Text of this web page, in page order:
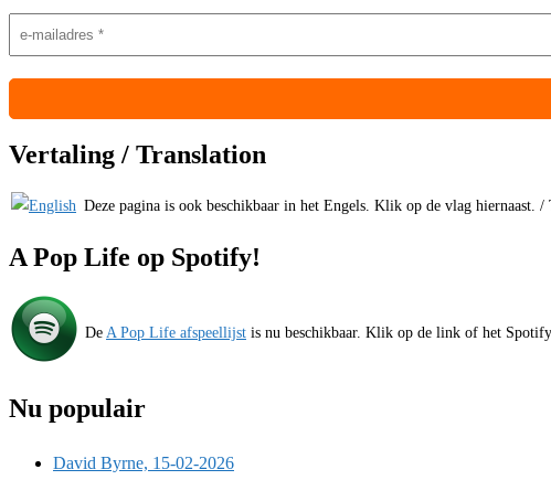
Vertaling / Translation
Deze pagina is ook beschikbaar in het Engels. Klik op de vlag hiernaast.
A Pop Life op Spotify!
De A Pop Life afspeellijst is nu beschikbaar. Klik op de link of het
Nu populair
David Byrne, 15-02-2026